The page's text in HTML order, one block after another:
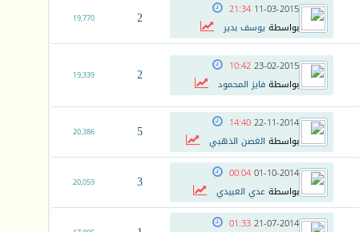
11-03-2015
21:34
بواسطة يوسف بدير 2
19,770
23-02-2015
10:42
بواسطةفايز المحمود 2
19,339
22-11-2014
14:40
بواسطة الغصن الذهبي 5
20,386
01-10-2014
00:04
بواسطةعدي العبيدي 3
20,059
21-07-2014
01:33